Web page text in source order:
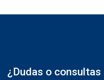
¿Dudas o consultas